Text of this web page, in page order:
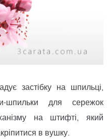
застібку на шпильці,
шпильки для сережок
на штифті, який
в вушку.